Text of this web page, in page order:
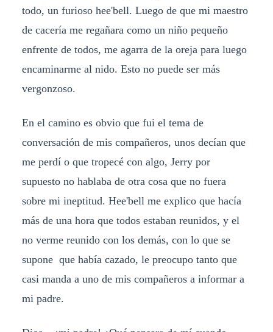
todo, un furioso hee'bell. Luego de que mi maestro
de cacería me regañara como un niño pequeño
enfrente de todos, me agarra de la oreja para luego
encaminarme al nido. Esto no puede ser más
vergonzoso.
En el camino es obvio que fui el tema de
conversación de mis compañeros, unos decían que
me perdí o que tropecé con algo, Jerry por
supuesto no hablaba de otra cosa que no fuera
sobre mi ineptitud. Hee'bell me explico que hacía
más de una hora que todos estaban reunidos, y el
no verme reunido con los demás, con lo que se
supone que había cazado, le preocupo tanto que
casi manda a uno de mis compañeros a informar a
mi padre.